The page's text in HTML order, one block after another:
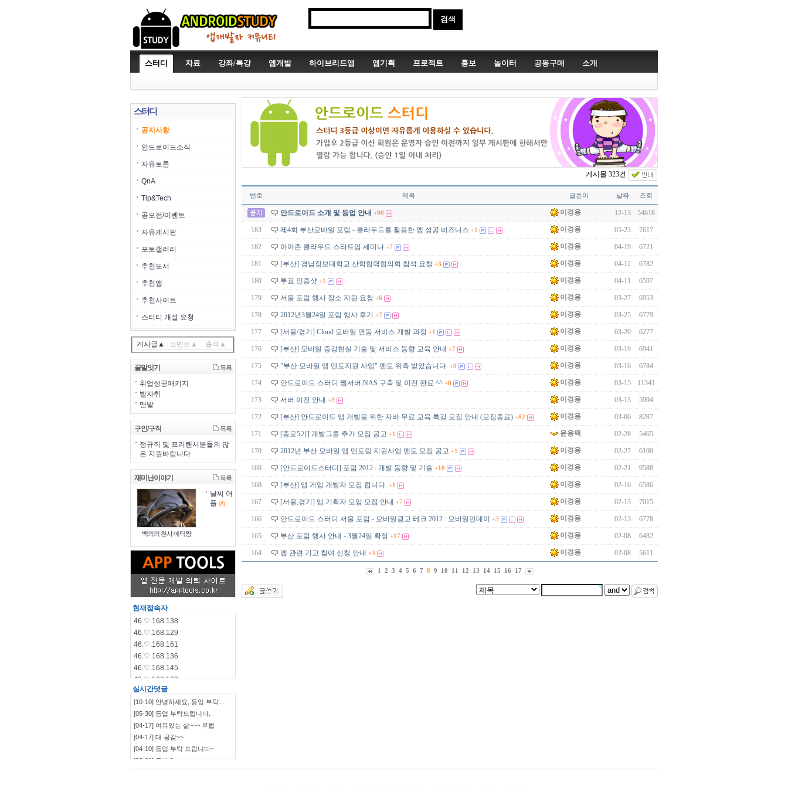
스터디 자료 강좌/특강 앱개발 하이브리드앱 앱기획 프로젝트 홍보 놀이터 공동구매 소개
스터디
공지사항
안드로이드소식
자유토론
QnA
Tip&Tech
공모전/이벤트
자유게시판
포토갤러리
추천도서
추천앱
추천사이트
스터티 개설 요청
게시글▲ 코멘트▲ 출석▲
끝말잇기 목록
취업성공패키지
발자취
맨발
구인/구직 목록
정규직 및 프리랜서분들의 많
은 지원바랍니다
재미난이야기 목록
백의의 천사 메딕짱
날씨 어
플 (8)
현재접속자
46.♡.168.138
46.♡.168.129
46.♡.168.161
46.♡.168.136
46.♡.168.145
46.♡.168.162
46.♡.168.144
46.♡.168.140
115.♡.135.198
46.♡.168.139
실시간댓글
[10-10] 안녕하세요, 등업 부탁…
[05-30] 등업 부탁드립니다.
[04-17] 여유있는 삶~~~ 부럽
[04-17] 대 공감~~
[04-10] 등업 부탁 드립니다~
[03-21] 좋아요
`~~~~~~~~~~~~~~~…
게시물 323건
번호 제목 글쓴이 날짜 조회
안드로이드 소개 및 등업 안내 +98 이경용 12-13 54618
183 제4회 부산모바일 포럼 - 클라우드를 활용한 앱 성공 비즈니스 +1 이경용 05-23 7617
182 아마존 클라우드 스타트업 세미나 +7 이경용 04-19 6721
181 [부산] 경남정보대학교 산학협력협의회 참석 요청 +3 이경용 04-12 6782
180 투표 인증샷 +1 이경용 04-11 6597
179 서울 포럼 행사 장소 지원 요청 +6 이경용 03-27 6953
178 2012년3월24일 포럼 행사 후기 +7 이경용 03-25 6779
177 [서울/경기] Cloud 모바일 연동 서비스 개발 과정 +1 이경용 03-20 6277
176 [부산] 모바일 증강현실 기술 및 서비스 동향 교육 안내 +7 이경용 03-19 6941
175 "부산 모바일 앱 멘토지원 사업" 멘토 위촉 받았습니다. +9 이경용 03-16 6784
174 안드로이드 스터디 웹서버,NAS 구축 및 이전 완료 ^^ +8 이경용 03-15 11341
173 서버 이전 안내 +3 이경용 03-13 5994
172 [부산] 안드로이드 앱 개발을 위한 자바 무료 교육 특강 모집 안내 (모집종료) +82 이경용 03-06 8287
171 [종로5기] 개발그룹 추가 모집 공고 +1 윤용택 02-28 5465
170 2012년 부산 모바일 앱 멘토링 지원사업 멘토 모집 공고 +1 이경용 02-27 6100
169 [안드로이드스터디] 포럼 2012 : 개발 동향 및 기술 +18 이경용 02-21 9588
168 [부산] 앱 게임 개발자 모집 합니다. +1 이경용 02-16 6586
167 [서울,경기] 앱 기획자 모임 모집 안내 +7 이경용 02-13 7015
166 안드로이드 스터디 서울 포럼 - 모바일광고 테크 2012 : 모바일먼데이 +3 이경용 02-13 6778
165 부산 포럼 행사 안내 - 3월24일 확정 +17 이경용 02-08 6482
164 앱 관련 기고 참여 신청 안내 +3 이경용 02-08 5611
1 2 3 4 5 6 7 8 9 10 11 12 13 14 15 16 17